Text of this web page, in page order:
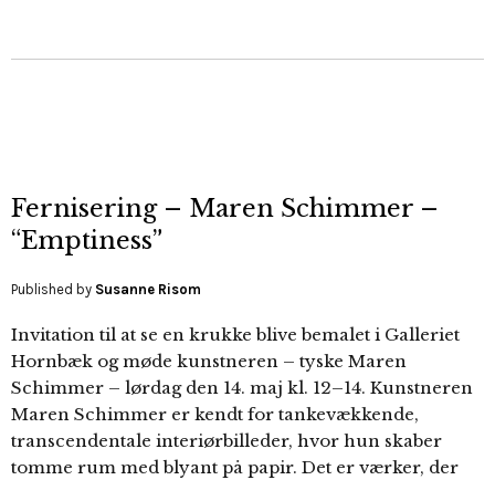
Fernisering – Maren Schimmer –
“Emptiness”
Published by Susanne Risom
Invitation til at se en krukke blive bemalet i Galleriet
Hornbæk og møde kunstneren – tyske Maren
Schimmer – lørdag den 14. maj kl. 12–14. Kunstneren
Maren Schimmer er kendt for tankevækkende,
transcendentale interiørbilleder, hvor hun skaber
tomme rum med blyant på papir. Det er værker, der